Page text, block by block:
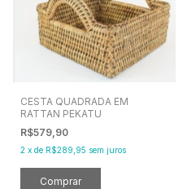
CESTA QUADRADA EM
RATTAN PEKATU
R$579,90
2 x de R$289,95 sem juros